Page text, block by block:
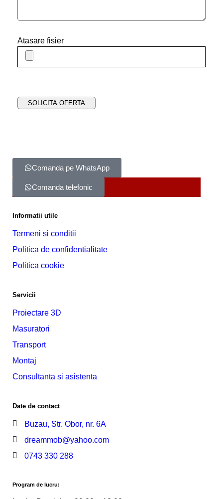
Atasare fisier
Comanda pe WhatsApp
Comanda telefonic
Informatii utile
Termeni si conditii
Politica de confidentialitate
Politica cookie
Servicii
Proiectare 3D
Masuratori
Transport
Montaj
Consultanta si asistenta
Date de contact
Buzau, Str. Obor, nr. 6A
dreammob@yahoo.com
0743 330 288
Program de lucru: